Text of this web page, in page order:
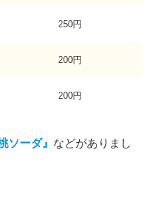
250円
200円
200円
ソーダ』 などがありまし